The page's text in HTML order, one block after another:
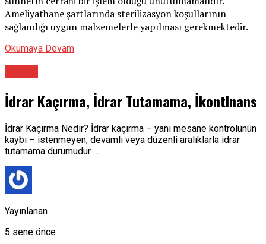
Ameliyathane şartlarında sterilizasyon koşullarının
sağlandığı uygun malzemelerle yapılması gerekmektedir.
Okumaya Devam
İdrar Kaçırma, İdrar Tutamama, İkontinans
İdrar Kaçırma Nedir? İdrar kaçırma – yani mesane kontrolünün
kaybı – istenmeyen, devamlı veya düzenli aralıklarla idrar
tutamama durumudur …
Yayınlanan
5 sene önce